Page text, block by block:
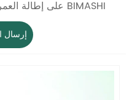
BIMASHI على إطالة العمر الافتراضي وتقديم عرض متميز.
إرسال